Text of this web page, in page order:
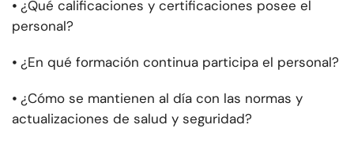
⦁ ¿Qué calificaciones y certificaciones posee el
personal?
⦁ ¿En qué formación continua participa el personal?
⦁ ¿Cómo se mantienen al día con las normas y
actualizaciones de salud y seguridad?